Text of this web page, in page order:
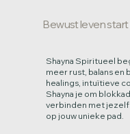
Bewust leven
Shayna Spiritueel
meer rust, balans en
healings, intuïtieve
Shayna je om
verbinden met
op jouw unieke pad.